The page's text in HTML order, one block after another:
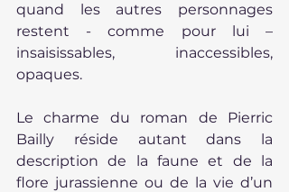
quand les autres personnages
restent - comme pour lui –
insaisissables, inaccessibles,
opaques.
Le charme du roman de Pierric
Bailly réside autant dans la
description de la faune et de la
flore jurassienne ou de la vie d’un